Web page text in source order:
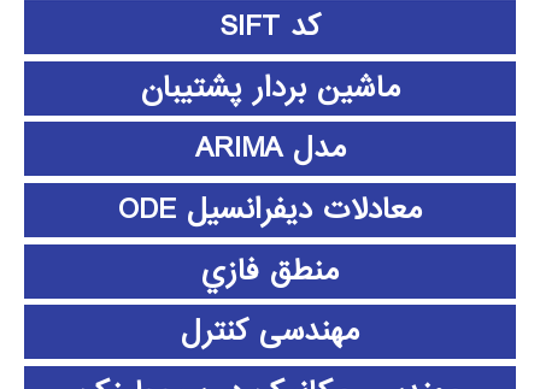
کد SIFT
ماشین بردار پشتیبان
مدل ARIMA
معادلات دیفرانسیل ODE
منطق فازي
مهندسی کنترل